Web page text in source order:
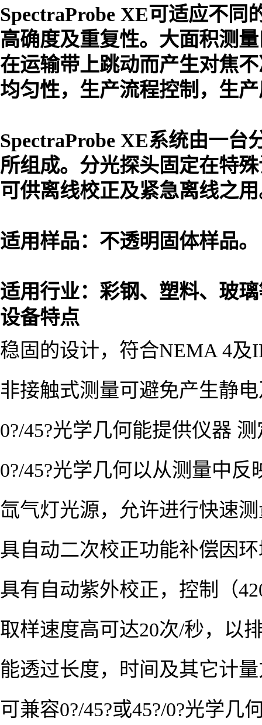
SpectraProbe XE可适应不同
高确度及重复性。大面积测
在运输带上跳动而产生对焦
均匀性，生产流程控制，生
SpectraProbe XE系统由一台
所组成。分光探头固定在特
可供离线校正及紧急离线之
适用样品：不透明固体样品。
适用行业：彩钢、塑料、玻
设备特点
稳固的设计，符合NEMA 4及
非接触式测量可避免产生静
0?/45?光学几何能提供仪器
0?/45?光学几何以从测量中
氙气灯光源，允许进行快速
具自动二次校正功能补偿因
具有自动紫外校正，控制（
取样速度高可达20次/秒，以
能透过长度，时间及其它计
可兼容0?/45?或45?/0?光学几